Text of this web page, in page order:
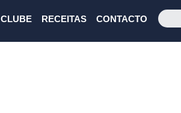
CLUBE RECEITAS CONTACTO